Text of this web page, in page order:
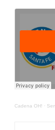
Cadena OH! ·